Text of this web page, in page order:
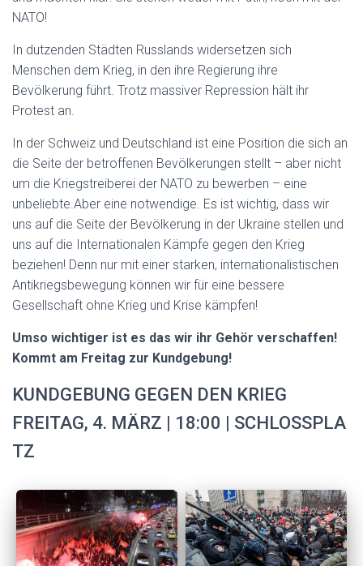
NATO!
In dutzenden Städten Russlands widersetzen sich
Menschen dem Krieg, in den ihre Regierung ihre
Bevölkerung führt. Trotz massiver Repression hält ihr
Protest an.
In der Schweiz und Deutschland ist eine Position die sich an
die Seite der betroffenen Bevölkerungen stellt – aber nicht
um die Kriegstreiberei der NATO zu bewerben – eine
unbeliebte.Aber eine notwendige. Es ist wichtig, dass wir
uns auf die Seite der Bevölkerung in der Ukraine stellen und
uns auf die Internationalen Kämpfe gegen den Krieg
beziehen! Denn nur mit einer starken, internationalistischen
Antikriegsbewegung können wir für eine bessere
Gesellschaft ohne Krieg und Krise kämpfen!
Umso wichtiger ist es das wir ihr Gehör verschaffen!
Kommt am Freitag zur Kundgebung!
KUNDGEBUNG GEGEN DEN KRIEG
FREITAG, 4. MÄRZ | 18:00 | SCHLOSSPLA
TZ